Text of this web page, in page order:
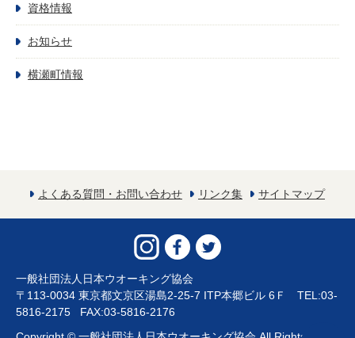
資格情報
お知らせ
横瀬町情報
よくある質問・お問い合わせ リンク集 サイトマップ
一般社団法人日本ウオーキング協会
〒113-0034 東京都文京区湯島2-25-7 ITP本郷ビル 6Ｆ TEL:03-
5816-2175 FAX:03-5816-2176